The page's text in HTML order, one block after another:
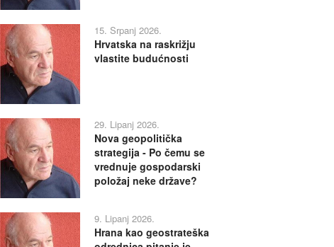
15. Srpanj 2026.
Hrvatska na raskrižju
vlastite budućnosti
29. Lipanj 2026.
Nova geopolitička
strategija - Po čemu se
vrednuje gospodarski
položaj neke države?
9. Lipanj 2026.
Hrana kao geostrateška